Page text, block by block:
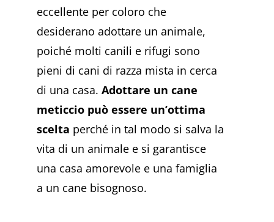
eccellente per coloro che
desiderano adottare un animale,
poiché molti canili e rifugi sono
pieni di cani di razza mista in cerca
di una casa. Adottare un cane
meticcio può essere un’ottima
scelta perché in tal modo si salva la
vita di un animale e si garantisce
una casa amorevole e una famiglia
a un cane bisognoso.